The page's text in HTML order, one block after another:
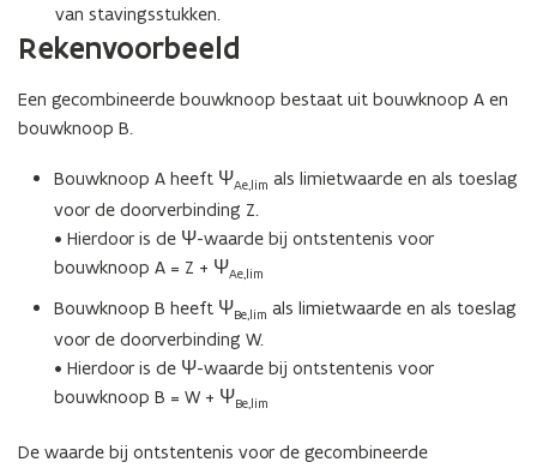
van stavingsstukken.
Rekenvoorbeeld
Een gecombineerde bouwknoop bestaat uit bouwknoop A en
bouwknoop B.
Bouwknoop A heeft ΨAe,lim als limietwaarde en als toeslag
voor de doorverbinding Z.
• Hierdoor is de Ψ-waarde bij ontstentenis voor
bouwknoop A = Z + ΨAe,lim
Bouwknoop B heeft ΨBe,lim als limietwaarde en als toeslag
voor de doorverbinding W.
• Hierdoor is de Ψ-waarde bij ontstentenis voor
bouwknoop B = W + ΨBe,lim
De waarde bij ontstentenis voor de gecombineerde